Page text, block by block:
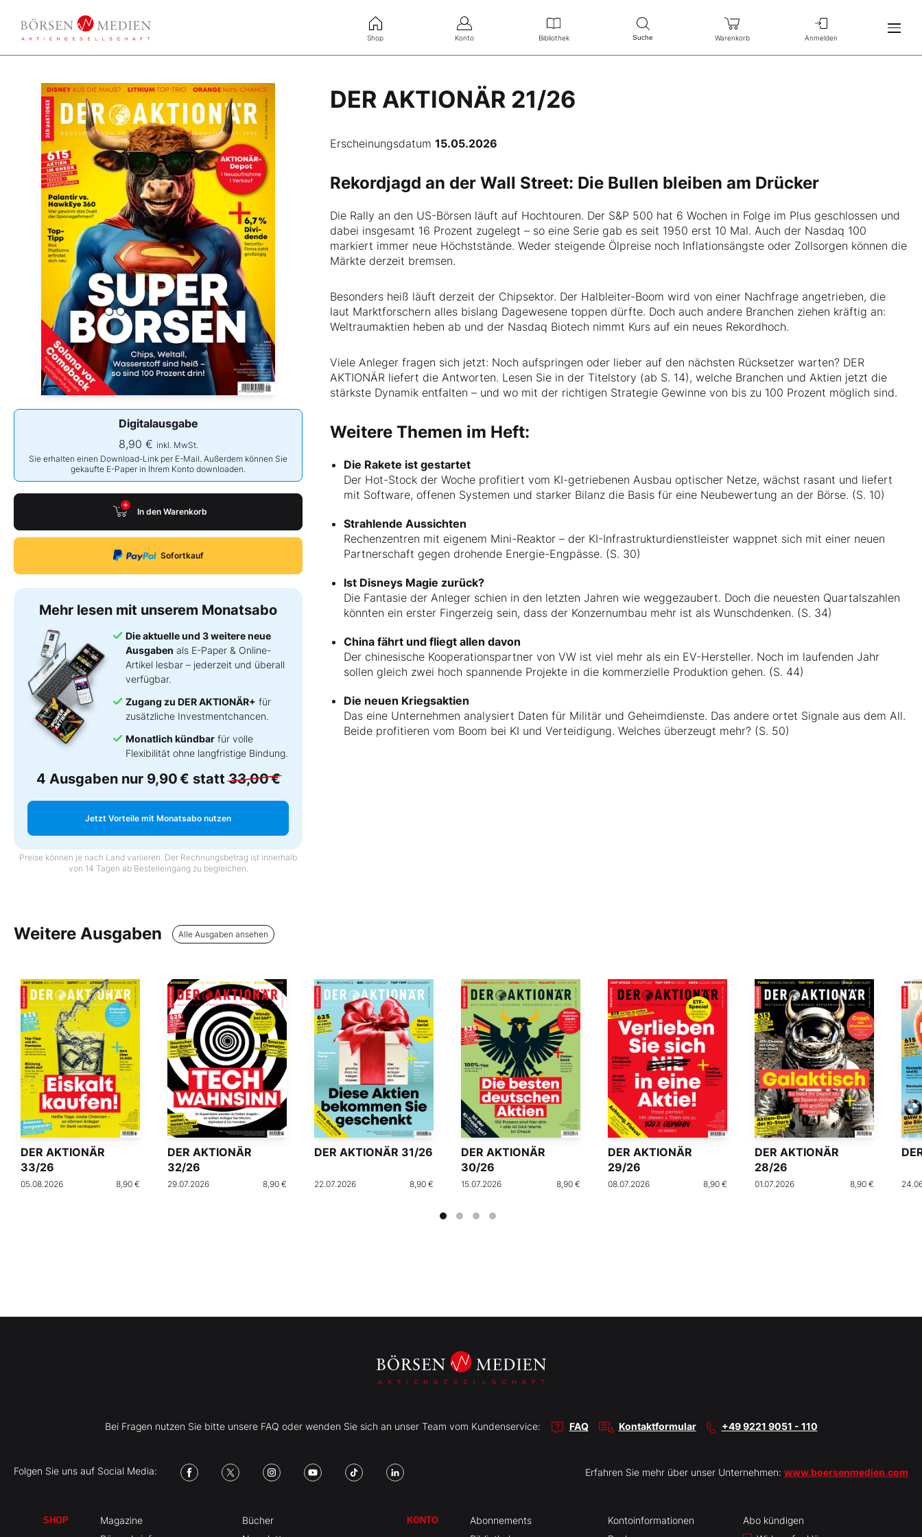
Shop Konto Bibliothek Suche Warenkorb Anmelden
DER AKTIONÄR 21/26
Erscheinungsdatum15.05.2026
Digitalausgabe
8,90 € inkl. MwSt.
Sie erhalten einen Download-Link per E-Mail. Außerdem können Sie
gekaufte E-Paper in Ihrem Konto downloaden.
In den Warenkorb
Sofortkauf
Mehr lesen mit unserem Monatsabo
Die aktuelle und 3 weitere neue
Ausgaben als E-Paper & Online-
Artikel lesbar – jederzeit und überall
verfügbar.
Zugang zu DER AKTIONÄR+ für
zusätzliche Investmentchancen.
Monatlich kündbar für volle
Flexibilität ohne langfristige Bindung.
4 Ausgaben nur 9,90 € statt33,00 €
Jetzt Vorteile mit Monatsabo nutzen
Preise können je nach Land variieren. Der Rechnungsbetrag ist innerhalb
von 14 Tagen ab Bestelleingang zu begleichen.
Rekordjagd an der Wall Street: Die Bullen bleiben am Drücker
Die Rally an den US-Börsen läuft auf Hochtouren. Der S&P 500 hat 6 Wochen in Folge im Plus geschlossen und
dabei insgesamt 16 Prozent zugelegt – so eine Serie gab es seit 1950 erst 10 Mal. Auch der Nasdaq 100
markiert immer neue Höchststände. Weder steigende Ölpreise noch Inflationsängste oder Zollsorgen können die
Märkte derzeit bremsen.
Besonders heiß läuft derzeit der Chipsektor. Der Halbleiter-Boom wird von einer Nachfrage angetrieben, die
laut Marktforschern alles bislang Dagewesene toppen dürfte. Doch auch andere Branchen ziehen kräftig an:
Weltraumaktien heben ab und der Nasdaq Biotech nimmt Kurs auf ein neues Rekordhoch.
Viele Anleger fragen sich jetzt: Noch aufspringen oder lieber auf den nächsten Rücksetzer warten? DER
AKTIONÄR liefert die Antworten. Lesen Sie in der Titelstory (ab S. 14), welche Branchen und Aktien jetzt die
stärkste Dynamik entfalten – und wo mit der richtigen Strategie Gewinne von bis zu 100 Prozent möglich sind.
Weitere Themen im Heft:
Die Rakete ist gestartet
Der Hot-Stock der Woche profitiert vom KI-getriebenen Ausbau optischer Netze, wächst rasant und liefert
mit Software, offenen Systemen und starker Bilanz die Basis für eine Neubewertung an der Börse. (S. 10)
Strahlende Aussichten
Rechenzentren mit eigenem Mini-Reaktor – der KI-Infrastrukturdienstleister wappnet sich mit einer neuen
Partnerschaft gegen drohende Energie-Engpässe. (S. 30)
Ist Disneys Magie zurück?
Die Fantasie der Anleger schien in den letzten Jahren wie weggezaubert. Doch die neuesten Quartalszahlen
könnten ein erster Fingerzeig sein, dass der Konzernumbau mehr ist als Wunschdenken. (S. 34)
China fährt und fliegt allen davon
Der chinesische Kooperationspartner von VW ist viel mehr als ein EV-Hersteller. Noch im laufenden Jahr
sollen gleich zwei hoch spannende Projekte in die kommerzielle Produktion gehen. (S. 44)
Die neuen Kriegsaktien
Das eine Unternehmen analysiert Daten für Militär und Geheimdienste. Das andere ortet Signale aus dem All.
Beide profitieren vom Boom bei KI und Verteidigung. Welches überzeugt mehr? (S. 50)
Weitere Ausgaben Alle Ausgaben ansehen
DER AKTIONÄR
33/26
05.08.2026 8,90 €
DER AKTIONÄR
32/26
29.07.2026 8,90 €
DER AKTIONÄR 31/26
22.07.2026 8,90 €
DER AKTIONÄR
30/26
15.07.2026 8,90 €
DER AKTIONÄR
29/26
08.07.2026 8,90 €
DER AKTIONÄR
28/26
01.07.2026 8,90 €
Bei Fragen nutzen Sie bitte unsere FAQ oder wenden Sie sich an unser Team vom Kundenservice: FAQ Kontaktformular +49 9221 9051 - 110
Folgen Sie uns auf Social Media: Erfahren Sie mehr über unser Unternehmen: www.boersenmedien.com
SHOP
Magazine
Bücher
KONTO
Abonnements
Kontoinformationen
Abo kündigen